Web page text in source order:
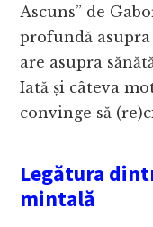
Ascuns” de
profundă
are asupra
Iată și câteva
convinge să
Legătura
mintală